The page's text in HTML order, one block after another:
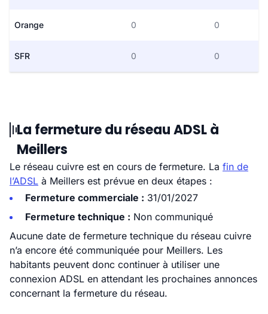
Orange 0 0
SFR 0 0
La fermeture du réseau ADSL à
Meillers
Le réseau cuivre est en cours de fermeture. La fin de
l’ADSL à Meillers est prévue en deux étapes :
Fermeture commerciale : 31/01/2027
Fermeture technique : Non communiqué
Aucune date de fermeture technique du réseau cuivre
n’a encore été communiquée pour Meillers. Les
habitants peuvent donc continuer à utiliser une
connexion ADSL en attendant les prochaines annonces
concernant la fermeture du réseau.